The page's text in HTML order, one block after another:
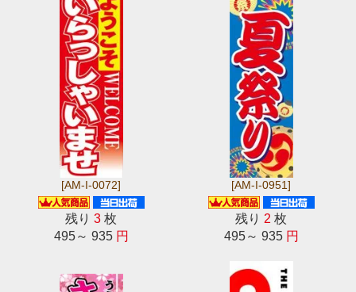
[AM-I-0072]
残り3 枚
495～ 935 円
[AM-I-0951]
残り 2 枚
495～ 935 円